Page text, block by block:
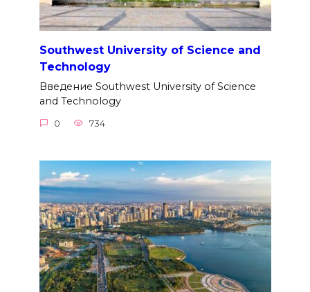
Southwest University of Science and
Technology
Введение Southwest University of Science
and Technology
0 734